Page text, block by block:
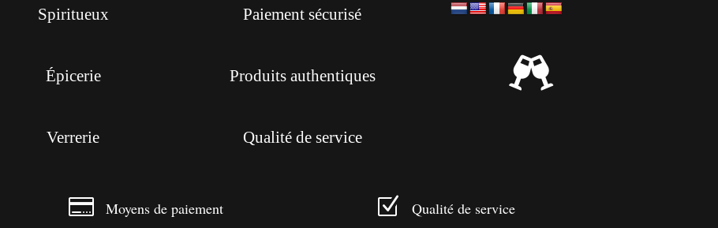
Spiritueux
Épicerie
Verrerie
Paiement sécurisé
Produits authentiques
Qualité de service

 Moyens de paiement Z Qualité de service